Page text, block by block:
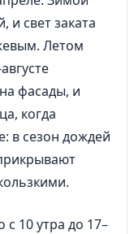
и свет заката
Летом
фасады, и
когда
в сезон дождей
10 утра до 17–